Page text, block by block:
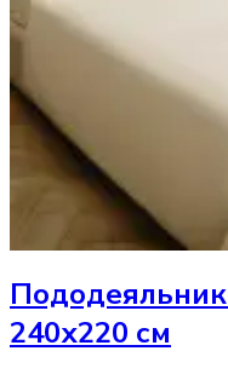
Пододеяльник
240х220 см